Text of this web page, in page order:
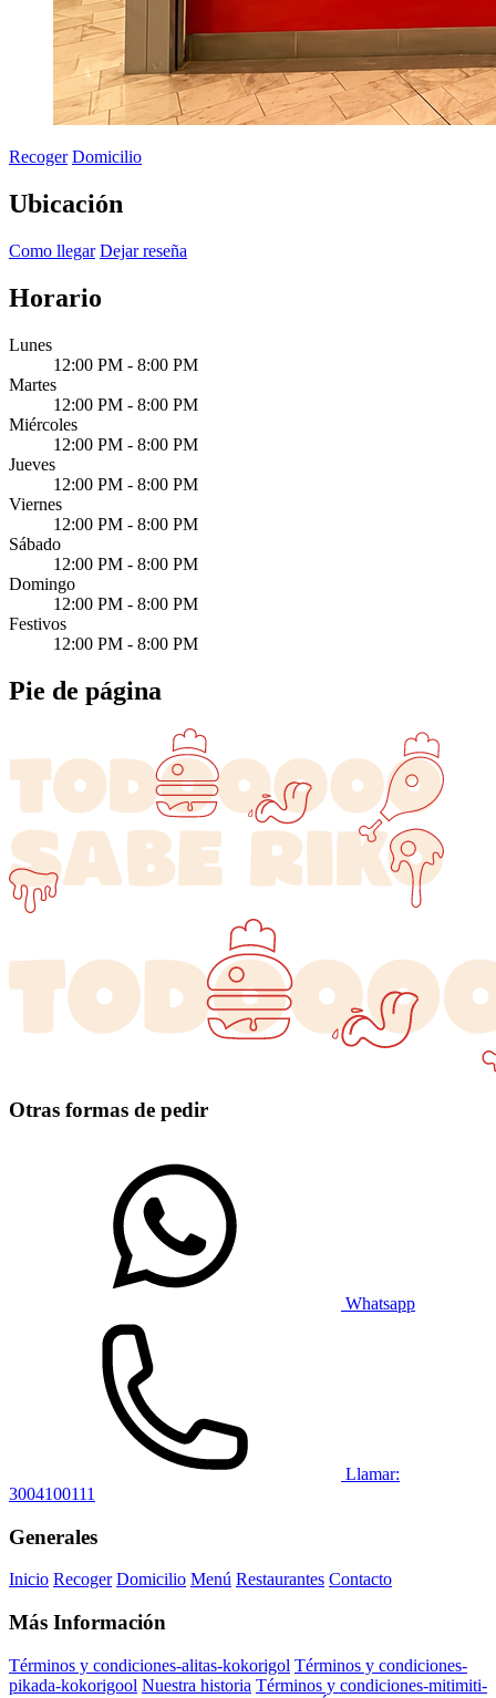
Recoger Domicilio
Ubicación
Como llegar Dejar reseña
Horario
Lunes
12:00 PM - 8:00 PM
Martes
12:00 PM - 8:00 PM
Miércoles
12:00 PM - 8:00 PM
Jueves
12:00 PM - 8:00 PM
Viernes
12:00 PM - 8:00 PM
Sábado
12:00 PM - 8:00 PM
Domingo
12:00 PM - 8:00 PM
Festivos
12:00 PM - 8:00 PM
Pie de página
Otras formas de pedir
Whatsapp
Llamar:
3004100111
Generales
Inicio Recoger Domicilio Menú Restaurantes Contacto
Más Información
Términos y condiciones-alitas-kokorigol Términos y condiciones-
pikada-kokorigool Nuestra historia Términos y condiciones-mitimiti-